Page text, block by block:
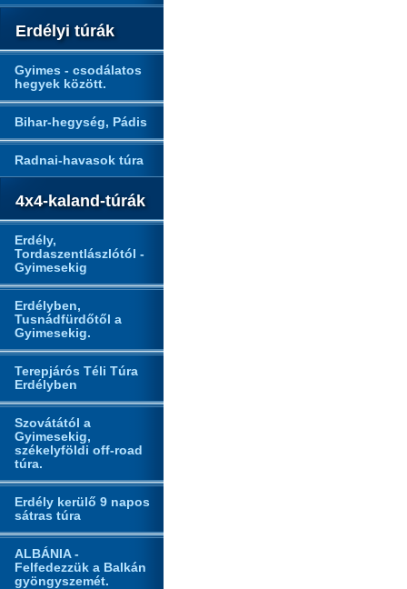
Erdélyi túrák
Gyimes - csodálatos
hegyek között.
Bihar-hegység, Pádis
Radnai-havasok túra
4x4-kaland-túrák
Erdély,
Tordaszentlászlótól -
Gyimesekig
Erdélyben,
Tusnádfürdőtől a
Gyimesekig.
Terepjárós Téli Túra
Erdélyben
Szovátától a
Gyimesekig,
székelyföldi off-road
túra.
Erdély kerülő 9 napos
sátras túra
ALBÁNIA -
Felfedezzük a Balkán
gyöngyszemét.